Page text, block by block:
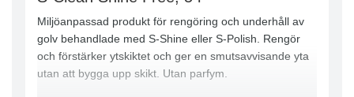
Miljöanpassad produkt för rengöring och underhåll av
golv behandlade med S-Shine eller S-Polish. Rengör
och förstärker ytskiktet och ger en smutsavvisande yta
utan att bygga upp skikt. Utan parfym.